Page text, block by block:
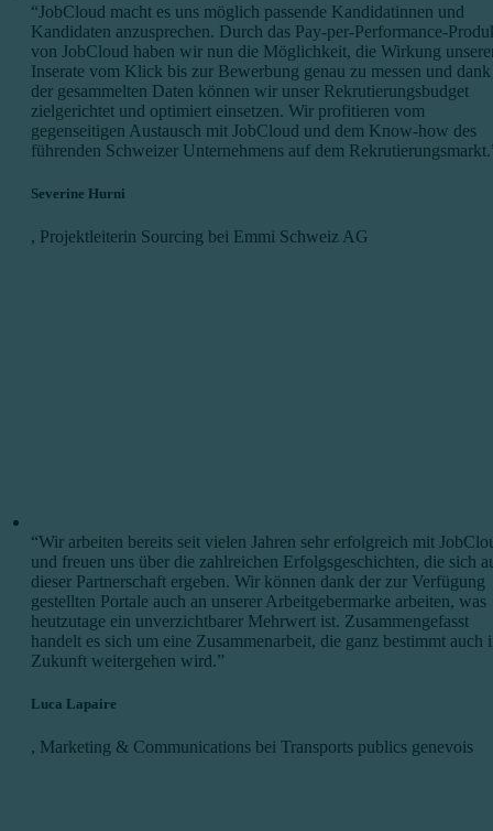
“JobCloud macht es uns möglich passende Kandidatinnen und
Kandidaten anzusprechen. Durch das Pay-per-Performance-
von JobCloud haben wir nun die Möglichkeit, die Wirkung
Inserate vom Klick bis zur Bewerbung genau zu messen und dank
der gesammelten Daten können wir unser Rekrutierungsbudget
zielgerichtet und optimiert einsetzen. Wir profitieren vom
gegenseitigen Austausch mit JobCloud und dem Know-how des
führenden Schweizer Unternehmens auf dem
Severine Hurni
, Projektleiterin Sourcing bei Emmi Schweiz AG
“Wir arbeiten bereits seit vielen Jahren sehr erfolgreich mit
und freuen uns über die zahlreichen Erfolgsgeschichten, die sich
dieser Partnerschaft ergeben. Wir können dank der zur Verfügung
gestellten Portale auch an unserer Arbeitgebermarke arbeiten, was
heutzutage ein unverzichtbarer Mehrwert ist. Zusammengefasst
handelt es sich um eine Zusammenarbeit, die ganz bestimmt auch
Zukunft weitergehen wird.”
Luca Lapaire
, Marketing & Communications bei Transports publics genevois